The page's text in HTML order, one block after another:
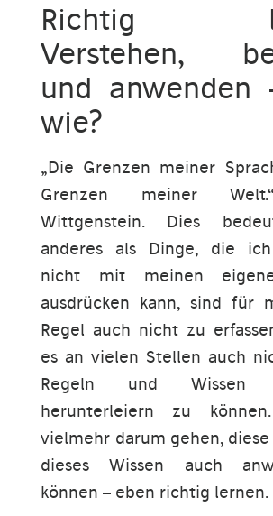
Richtig
Verstehen,
und anwenden
wie?
„Die Grenzen meiner
Grenzen meiner
Wittgenstein. Dies
anderes als Dinge, die
nicht mit meinen
ausdrücken kann, sind für
Regel auch nicht zu
es an vielen Stellen auch
Regeln und Wissen
herunterleiern zu
vielmehr darum gehen,
dieses Wissen auch
können – eben richtig lernen.